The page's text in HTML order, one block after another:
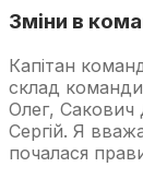
Зміни в
Капітан
склад
Олег,
Сергій. Я
почалася